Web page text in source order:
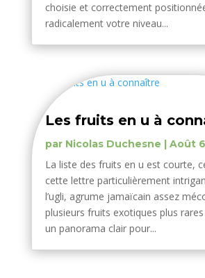
choisie et correctement
radicalement votre niveau...
Les fruits en u à
par Nicolas Duchesne | Août
La liste des fruits en u est courte,
cette lettre particulièrement
l’ugli, agrume jamaïcain assez
plusieurs fruits exotiques plus
un panorama clair pour...